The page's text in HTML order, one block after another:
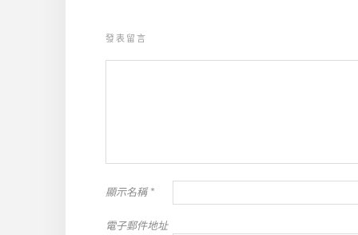
發表留言
顯示名稱 *
電子郵件地址